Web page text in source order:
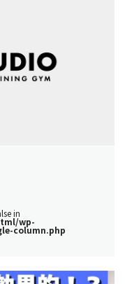
in
wp-
column.php